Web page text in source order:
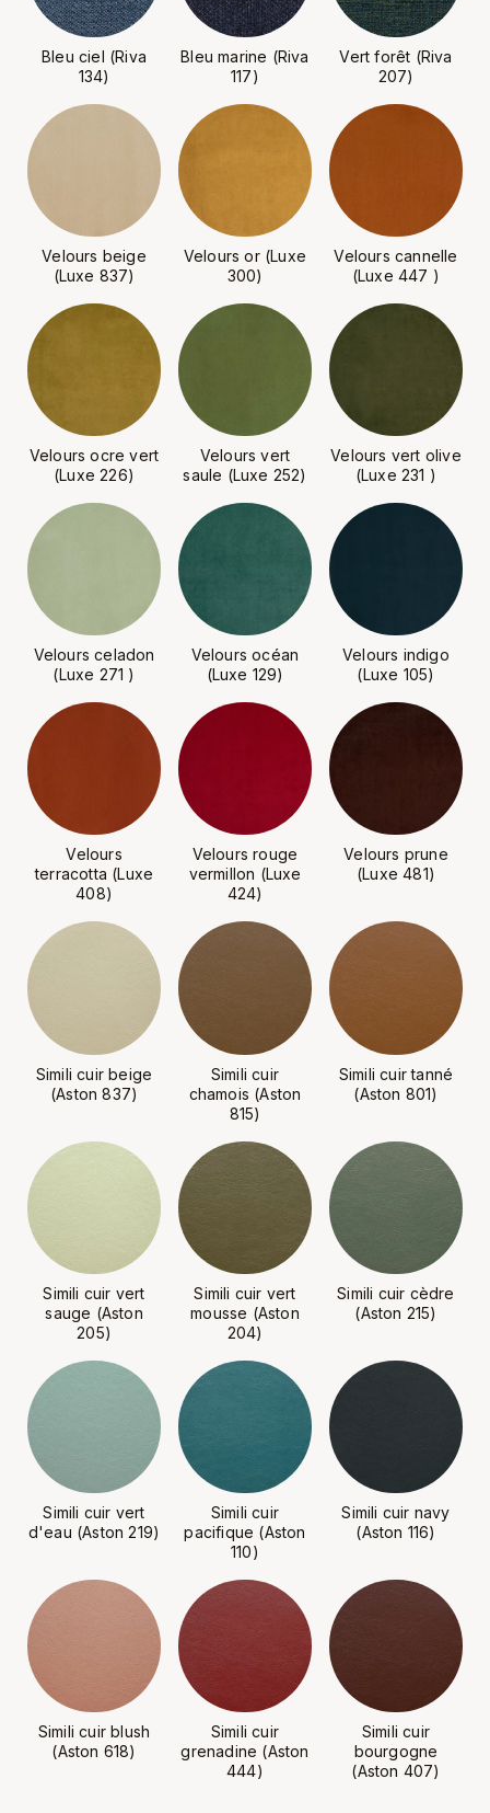
Bleu ciel (Riva
134)
Bleu marine (Riva
117)
Vert forêt (Riva
207)
Velours beige
(Luxe 837)
Velours or (Luxe
300)
Velours cannelle
(Luxe 447 )
Velours ocre vert
(Luxe 226)
Velours vert
saule (Luxe 252)
Velours vert olive
(Luxe 231 )
Velours celadon
(Luxe 271 )
Velours océan
(Luxe 129)
Velours indigo
(Luxe 105)
Velours
terracotta (Luxe
408)
Velours rouge
vermillon (Luxe
424)
Velours prune
(Luxe 481)
Simili cuir beige
(Aston 837)
Simili cuir
chamois (Aston
815)
Simili cuir tanné
(Aston 801)
Simili cuir vert
sauge (Aston
205)
Simili cuir vert
mousse (Aston
204)
Simili cuir cèdre
(Aston 215)
Simili cuir vert
d'eau (Aston 219)
Simili cuir
pacifique (Aston
110)
Simili cuir navy
(Aston 116)
Simili cuir blush
(Aston 618)
Simili cuir
grenadine (Aston
444)
Simili cuir
bourgogne
(Aston 407)